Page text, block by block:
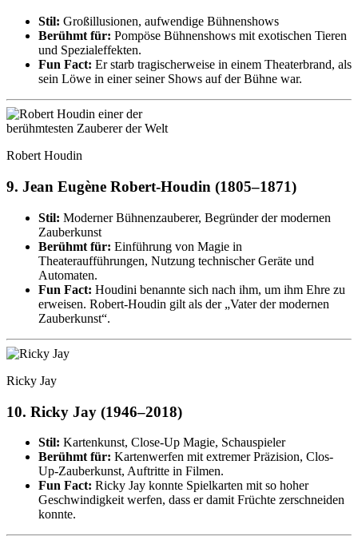
Stil: Großillusionen, aufwendige Bühnenshows
Berühmt für: Pompöse Bühnenshows mit exotischen Tieren
und Spezialeffekten.
Fun Fact: Er starb tragischerweise in einem Theaterbrand, als
sein Löwe in einer seiner Shows auf der Bühne war.
Robert Houdin
9. Jean Eugène Robert-Houdin (1805–1871)
Stil: Moderner Bühnenzauberer, Begründer der modernen
Zauberkunst
Berühmt für: Einführung von Magie in
Theateraufführungen, Nutzung technischer Geräte und
Automaten.
Fun Fact: Houdini benannte sich nach ihm, um ihm Ehre zu
erweisen. Robert-Houdin gilt als der „Vater der modernen
Zauberkunst“.
Ricky Jay
10. Ricky Jay (1946–2018)
Stil: Kartenkunst, Close-Up Magie, Schauspieler
Berühmt für: Kartenwerfen mit extremer Präzision, Clos-
Up-Zauberkunst, Auftritte in Filmen.
Fun Fact: Ricky Jay konnte Spielkarten mit so hoher
Geschwindigkeit werfen, dass er damit Früchte zerschneiden
konnte.